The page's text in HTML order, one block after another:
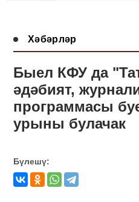
Хәбәрләр
Быел КФУ да
әдәбият,
программасы
урыны булачак
Бүлешү: